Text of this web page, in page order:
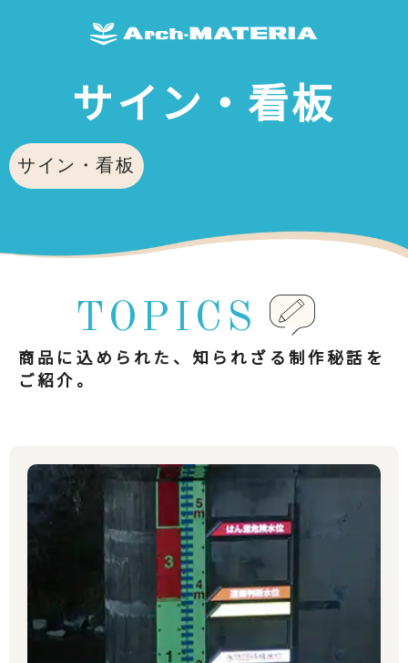
サイン・看板
サイン・看板
TOPICS
商品に込められた、知られざる制作秘話を
ご紹介。